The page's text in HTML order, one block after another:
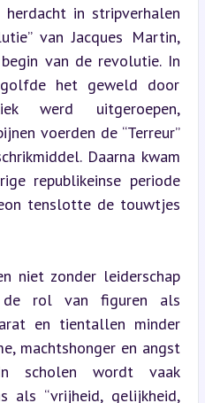
in stripverhalen
van Jacques Martin,
van de revolutie. In
het geweld door
werd uitgeroepen,
voerden de “Terreur”
Daarna kwam
republikeinse periode
tenslotte de touwtjes
niet zonder leiderschap
de rol van figuren als
en tientallen minder
machtshonger en angst
scholen wordt vaak
als “vrijheid, gelijkheid,